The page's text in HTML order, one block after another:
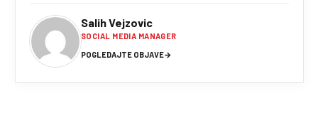
Salih Vejzovic
SOCIAL MEDIA MANAGER
POGLEDAJTE OBJAVE→